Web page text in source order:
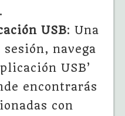
USB: Una
navega
USB’
encontrarás
con